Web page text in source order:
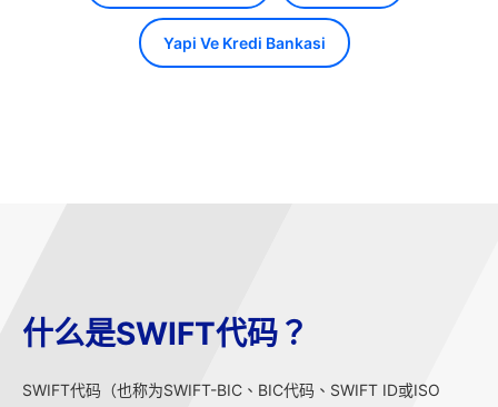
Yapi Ve Kredi Bankasi
什么是SWIFT代码？
SWIFT代码（也称为SWIFT-BIC、BIC代码、SWIFT ID或ISO